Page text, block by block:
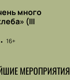
много
(III
16+
МЕРОПРИЯТИЯ